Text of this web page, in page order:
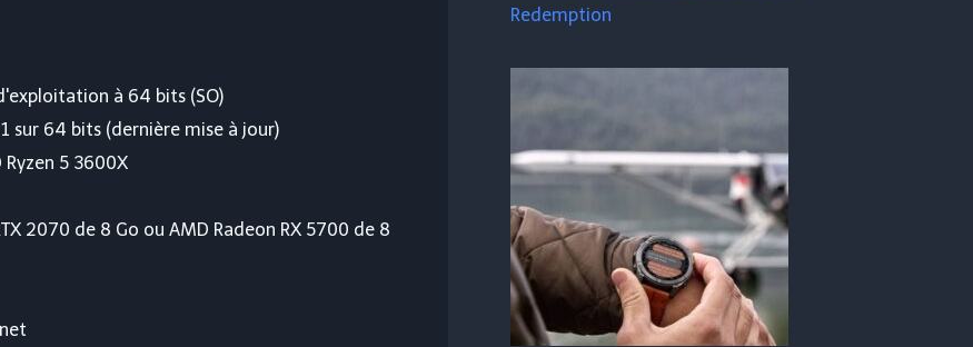
à 64 bits (SO)
sur 64 bits (dernière mise à jour)
5 3600X
2070 de 8 Go ou AMD Radeon RX 5700 de 8
Redemption